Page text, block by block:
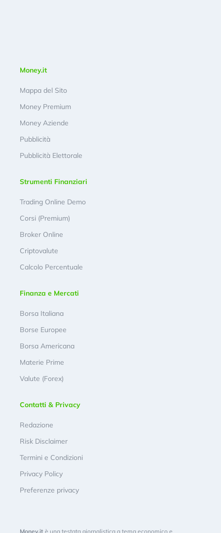
Money.it
Mappa del Sito
Money Premium
Money Aziende
Pubblicità
Pubblicità Elettorale
Strumenti Finanziari
Trading Online Demo
Corsi (Premium)
Broker Online
Criptovalute
Calcolo Percentuale
Finanza e Mercati
Borsa Italiana
Borse Europee
Borsa Americana
Materie Prime
Valute (Forex)
Contatti & Privacy
Redazione
Risk Disclaimer
Termini e Condizioni
Privacy Policy
Preferenze privacy
Money.it è una testata giornalistica a tema economico e